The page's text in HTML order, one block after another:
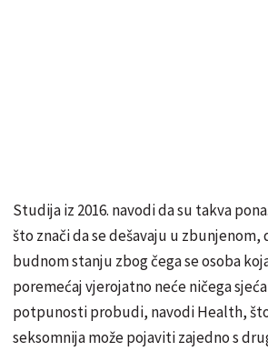
Studija iz 2016. navodi da su takva
što znači da se dešavaju u zbunjenom,
budnom stanju zbog čega se osoba
poremećaj vjerojatno neće ničega
potpunosti probudi, navodi Health,
seksomnija može pojaviti zajedno s